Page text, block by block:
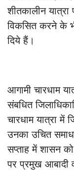
शीतकालीन
विकसित करने के
दिये हैं।
आगामी चारधाम
संबधित
चारधाम यात्रा में
उनका उचित
सप्ताह में शासन को
पर प्रमुख आबादी